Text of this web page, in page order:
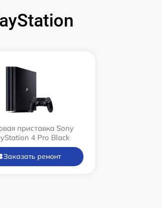
приставка Sony
4 Pro Black
Заказать ремонт